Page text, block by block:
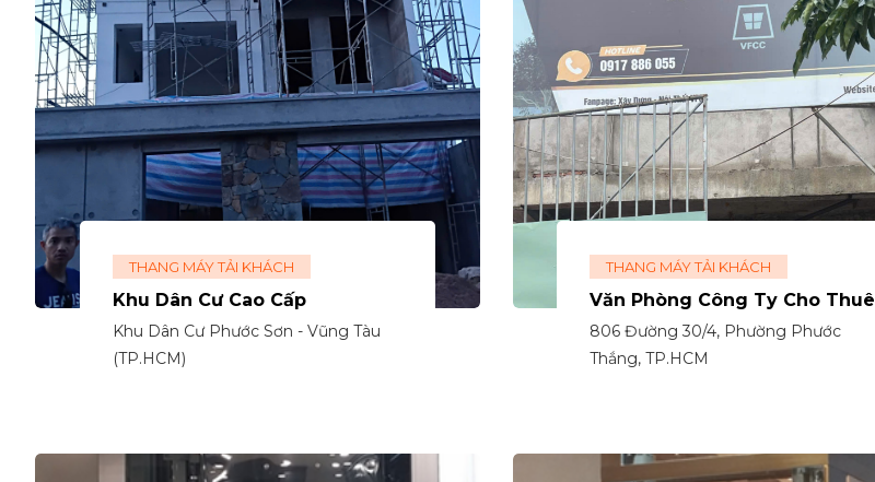
THANG MÁY TẢI KHÁCH
Khu Dân Cư Cao Cấp
Khu Dân Cư Phước Sơn - Vũng Tàu
(TP.HCM)
THANG MÁY TẢI KHÁCH
Văn Phòng Công Ty Cho Thuê
806 Đường 30/4, Phường Phước
Thắng, TP.HCM